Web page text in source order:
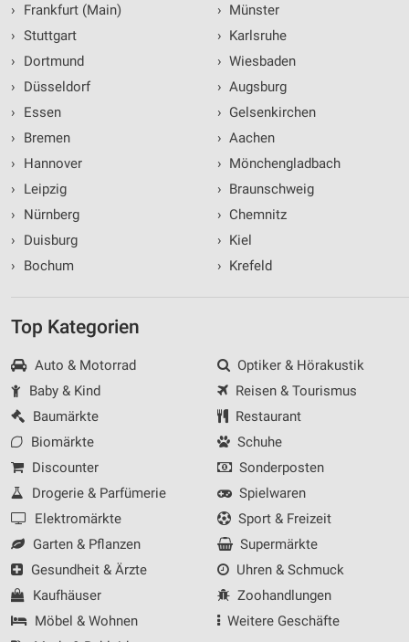
›
Frankfurt (Main)
› Stuttgart
›
Dortmund
›
Düsseldorf
›
Essen
›
Bremen
›
Hannover
›
Leipzig
›
Nürnberg
›
Duisburg
›
Bochum
› Münster
› Karlsruhe
› Wiesbaden
› Augsburg
› Gelsenkirchen
› Aachen
› Mönchengladbach
› Braunschweig
› Chemnitz
› Kiel
› Krefeld
Top Kategorien
Auto & Motorrad
Baby & Kind
Baumärkte
Biomärkte
Discounter
Drogerie & Parfümerie
Elektromärkte
Garten & Pflanzen
Gesundheit & Ärzte
Kaufhäuser
Möbel & Wohnen
Optiker & Hörakustik
Reisen & Tourismus
Restaurant
Schuhe
Sonderposten
Spielwaren
Sport & Freizeit
Supermärkte
Uhren & Schmuck
Zoohandlungen
Weitere Geschäfte